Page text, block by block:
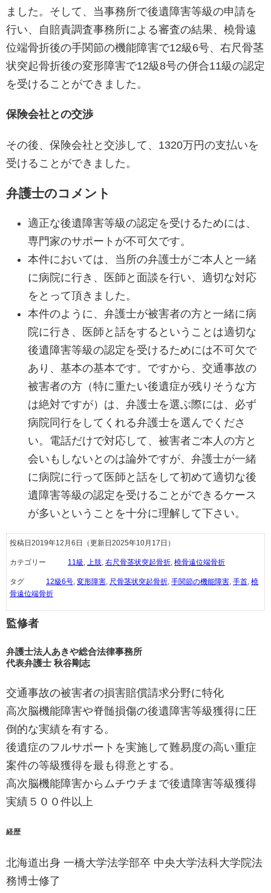
ました。そして、当事務所で後遺障害等級の申請を
行い、自賠責調査事務所による審査の結果、橈骨遠
位端骨折後の手関節の機能障害で12級6号、右尺骨茎
状突起骨折後の変形障害で12級8号の併合11級の認定
を受けることができました。
保険会社との交渉
その後、保険会社と交渉して、1320万円の支払いを
受けることができました。
弁護士のコメント
適正な後遺障害等級の認定を受けるためには、
専門家のサポートが不可欠です。
本件においては、当所の弁護士がご本人と一緒
に病院に行き、医師と面談を行い、適切な対応
をとって頂きました。
本件のように、弁護士が被害者の方と一緒に病
院に行き、医師と話をするということは適切な
後遺障害等級の認定を受けるためには不可欠で
あり、基本の基本です。ですから、交通事故の
被害者の方（特に重たい後遺症が残りそうな方
は絶対ですが）は、弁護士を選ぶ際には、必ず
病院同行をしてくれる弁護士を選んでくださ
い。電話だけで対応して、被害者ご本人の方と
会いもしないとのは論外ですが、弁護士が一緒
に病院に行って医師と話をして初めて適切な後
遺障害等級の認定を受けることができるケース
が多いということを十分に理解して下さい。
投稿日2019年12月6日 （更新日2025年10月17日）
カテゴリー 11級, 上肢, 右尺骨茎状突起骨折, 橈骨遠位端骨折
タグ 12級6号, 変形障害, 尺骨茎状突起骨折, 手関節の機能障害, 手首, 橈
骨遠位端骨折
監修者
弁護士法人あきや総合法律事務所
代表弁護士 秋谷剛志
交通事故の被害者の損害賠償請求分野に特化
高次脳機能障害や脊髄損傷の後遺障害等級獲得に圧
倒的な実績を有する。
後遺症のフルサポートを実施して難易度の高い重症
案件の等級獲得を最も得意とする。
高次脳機能障害からムチウチまで後遺障害等級獲得
実績５００件以上
経歴
北海道出身 一橋大学法学部卒 中央大学法科大学院法
務博士修了